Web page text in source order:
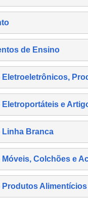
de Ensino
Eletroeletrônicos,
Eletroportáteis e
Linha Branca
Móveis, Colchões e
Produtos Alimentícios